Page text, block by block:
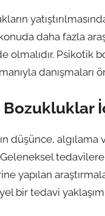
daha fazla
olmalıdır. Psikotik
danışmaları
düşünce,
Geleneksel
yapılan
bir tedavi